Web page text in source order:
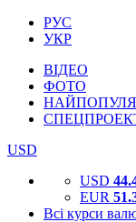
РУС
УКР
ВІДЕО
ФОТО
USD
USD
EUR
Всі курси